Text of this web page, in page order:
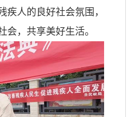
疾人的良好社会氛围，
会，共享美好生活。